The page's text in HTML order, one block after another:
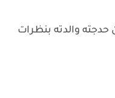
والدته بنظرات